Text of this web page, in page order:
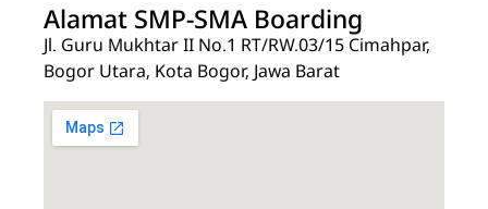
Alamat SMP-SMA Boarding
Jl. Guru Mukhtar II No.1 RT/RW.03/15 Cimahpar,
Bogor Utara, Kota Bogor, Jawa Barat